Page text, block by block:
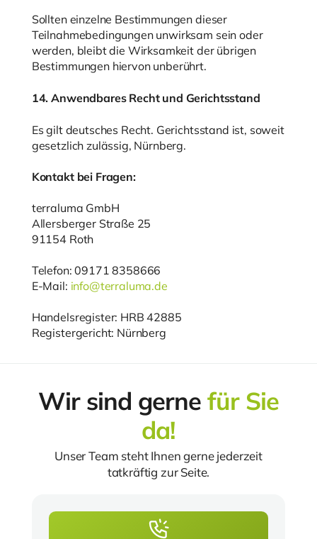
Sollten einzelne Bestimmungen dieser
Teilnahmebedingungen unwirksam sein oder
werden, bleibt die Wirksamkeit der übrigen
Bestimmungen hiervon unberührt.
14. Anwendbares Recht und Gerichtsstand
Es gilt deutsches Recht. Gerichtsstand ist, soweit
gesetzlich zulässig, Nürnberg.
Kontakt bei Fragen:
terraluma GmbH
Allersberger Straße 25
91154 Roth
Telefon: 09171 8358666
E-Mail: info@terraluma.de
Handelsregister: HRB 42885
Registergericht: Nürnberg
Wir sind gerne für Sie
da!
Unser Team steht Ihnen gerne jederzeit
tatkräftig zur Seite.